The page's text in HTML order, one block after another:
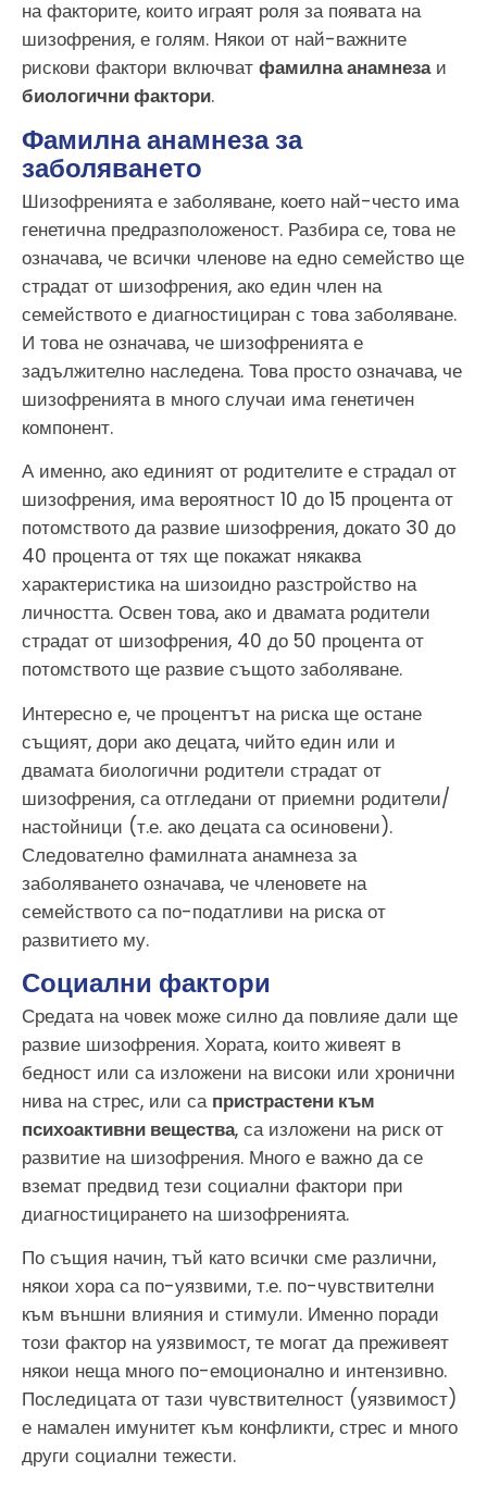
на факторите, които играят роля за появата на
шизофрения, е голям. Някои от най-важните
рискови фактори включват фамилна анамнезаи
биологични фактори.
Фамилна анамнеза за
заболяването
Шизофренията е заболяване, което най-често има
генетична предразположеност. Разбира се, това не
означава, че всички членове на едно семейство ще
страдат от шизофрения, ако един член на
семейството е диагностициран с това заболяване.
И това не означава, че шизофренията е
задължително наследена. Това просто означава, че
шизофренията в много случаи има генетичен
компонент.
А именно, ако единият от родителите е страдал от
шизофрения, има вероятност 10 до 15 процента от
потомството да развие шизофрения, докато 30 до
40 процента от тях ще покажат някаква
характеристика на шизоидно разстройство на
личността. Освен това, ако и двамата родители
страдат от шизофрения, 40 до 50 процента от
потомството ще развие същото заболяване.
Интересно е, че процентът на риска ще остане
същият, дори ако децата, чийто един или и
двамата биологични родители страдат от
шизофрения, са отгледани от приемни родители/
настойници (т.е. ако децата са осиновени).
Следователно фамилната анамнеза за
заболяването означава, че членовете на
семейството са по-податливи на риска от
развитието му.
Социални фактори
Средата на човек може силно да повлияе дали ще
развие шизофрения. Хората, които живеят в
бедност или са изложени на високи или хронични
нива на стрес, или са пристрастени към
психоактивни вещества, са изложени на риск от
развитие на шизофрения. Много е важно да се
вземат предвид тези социални фактори при
диагностицирането на шизофренията.
По същия начин, тъй като всички сме различни,
някои хора са по-уязвими, т.е. по-чувствителни
към външни влияния и стимули. Именно поради
този фактор на уязвимост, те могат да преживеят
някои неща много по-емоционално и интензивно.
Последицата от тази чувствителност (уязвимост)
е намален имунитет към конфликти, стрес и много
други социални тежести.